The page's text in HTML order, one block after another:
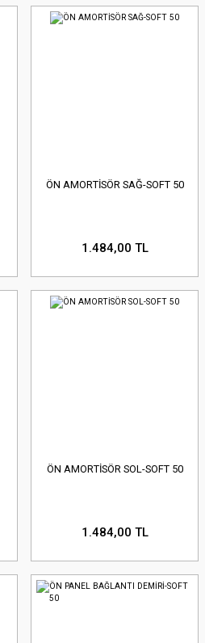
ÖN AMORTİSÖR SAĞ-SOFT 50
1.484,00 TL
ÖN AMORTİSÖR SOL-SOFT 50
1.484,00 TL